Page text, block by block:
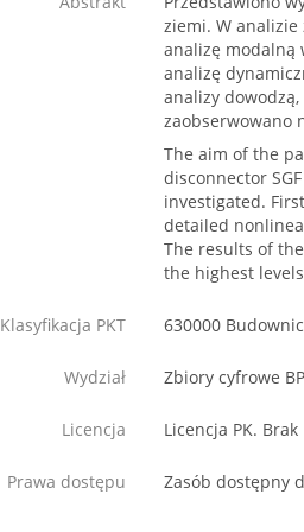
ziemi. W analizie
analizę modalną
analizę
analizy
zaobserwowano
The aim of the
disconnector
investigated.
detailed
The results of
the highest
Klasyfikacja PKT 630000
Wydział Zbiory cyfrowe
Licencja Licencja PK.
Prawa dostępu Zasób dostępny